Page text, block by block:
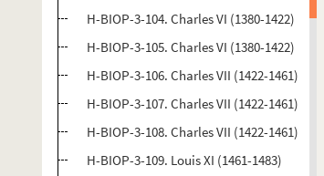
H-BIOP-3-104. Charles VI (1380-1422)
H-BIOP-3-105. Charles VI (1380-1422)
H-BIOP-3-106. Charles VII (1422-1461)
H-BIOP-3-107. Charles VII (1422-1461)
H-BIOP-3-108. Charles VII (1422-1461)
H-BIOP-3-109. Louis XI (1461-1483)